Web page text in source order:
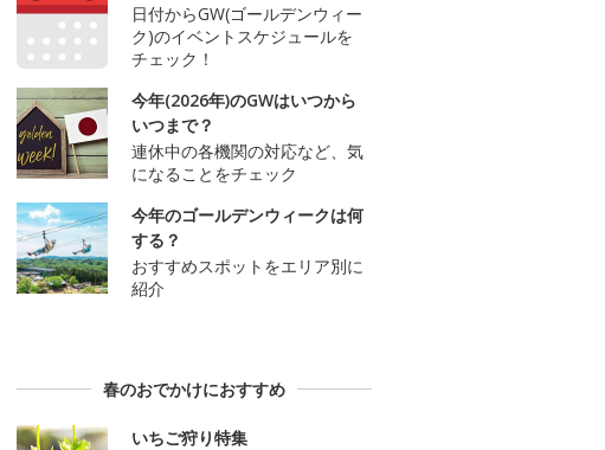
日付からGW(ゴールデンウィー
ク)のイベントスケジュールを
チェック！
今年(2026年)のGWはいつから
いつまで？
連休中の各機関の対応など、気
になることをチェック
今年のゴールデンウィークは何
する？
おすすめスポットをエリア別に
紹介
春のおでかけにおすすめ
いちご狩り特集